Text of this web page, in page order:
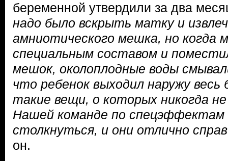
беременной утвердили за два
надо было вскрыть матку и
амниотического мешка, но когда
специальным составом и
мешок, околоплодные воды
что ребенок выходил наружу
такие вещи, о которых никогда
Нашей команде по
столкнуться, и они отлично
он.